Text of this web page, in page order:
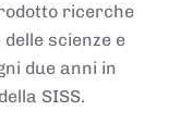
ricerche
scienze e
due anni in
SISS.